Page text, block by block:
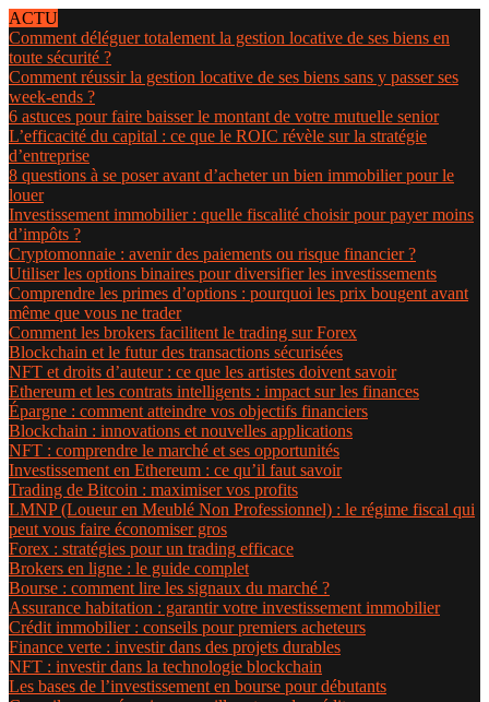
ACTU
Comment déléguer totalement la gestion locative de ses biens en
toute sécurité ?
Comment réussir la gestion locative de ses biens sans y passer ses
week-ends ?
6 astuces pour faire baisser le montant de votre mutuelle senior
L’efficacité du capital : ce que le ROIC révèle sur la stratégie
d’entreprise
8 questions à se poser avant d’acheter un bien immobilier pour le
louer
Investissement immobilier : quelle fiscalité choisir pour payer moins
d’impôts ?
Cryptomonnaie : avenir des paiements ou risque financier ?
Utiliser les options binaires pour diversifier les investissements
Comprendre les primes d’options : pourquoi les prix bougent avant
même que vous ne trader
Comment les brokers facilitent le trading sur Forex
Blockchain et le futur des transactions sécurisées
NFT et droits d’auteur : ce que les artistes doivent savoir
Ethereum et les contrats intelligents : impact sur les finances
Épargne : comment atteindre vos objectifs financiers
Blockchain : innovations et nouvelles applications
NFT : comprendre le marché et ses opportunités
Investissement en Ethereum : ce qu’il faut savoir
Trading de Bitcoin : maximiser vos profits
LMNP (Loueur en Meublé Non Professionnel) : le régime fiscal qui
peut vous faire économiser gros
Forex : stratégies pour un trading efficace
Brokers en ligne : le guide complet
Bourse : comment lire les signaux du marché ?
Assurance habitation : garantir votre investissement immobilier
Crédit immobilier : conseils pour premiers acheteurs
Finance verte : investir dans des projets durables
NFT : investir dans la technologie blockchain
Les bases de l’investissement en bourse pour débutants